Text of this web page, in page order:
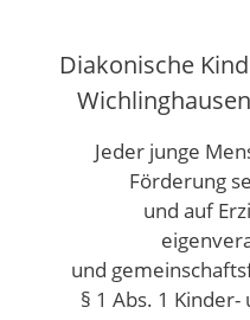
springenDiakonische
Jeder junge
Förderung
und auf
und
§ 1 Abs. 1